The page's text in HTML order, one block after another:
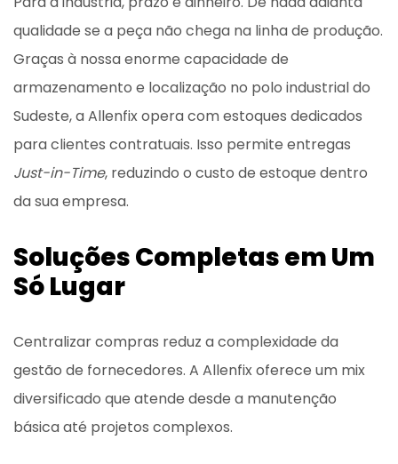
qualidade se a peça não chega na linha de produção.
Graças à nossa enorme capacidade de
armazenamento e localização no polo industrial do
Sudeste, a Allenfix opera com estoques dedicados
para clientes contratuais. Isso permite entregas
Just-in-Time, reduzindo o custo de estoque dentro
da sua empresa.
Soluções Completas em Um
Só Lugar
Centralizar compras reduz a complexidade da
gestão de fornecedores. A Allenfix oferece um mix
diversificado que atende desde a manutenção
básica até projetos complexos.